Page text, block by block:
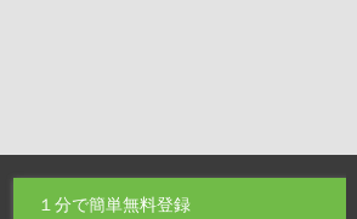
１分で簡単無料登録